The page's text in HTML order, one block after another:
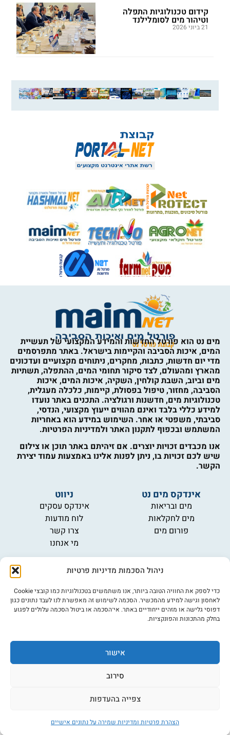
ניהול הסכמות מדיניות פרטיות
כדי לספק את החוויה הטובה ביותר, אנו משתמשים בטכנולוגיות כמו קובצי Cookie
לאחסון וגישה למידע מהמכשיר. הסכמה לשימוש זה מאפשרת לנו לעבד נתונים כגון
דפוסי גלישה או מזהים ייחודיים באתר. אי־הסכמה או ביטול הסכמה עלולים לפגוע
בחלק מהתכונות והפונקציות.
אישור
סירוב
צפייה בהעדפות
הצהרת פרטיות ומדיניות שמירה על נתונים אישיים
קידום טכנולוגיות התפלה
וטיהור מים לסומלילנד
21 ביוני 2026
מים נט הוא פורטל החדשות והמידע המקצועי של תעשיית
המים, איכות הסביבה והקיימות בישראל. באתר מתפרסמים
מדי יום חדשות, כתבות, מחקרים, ניתוחים מקצועיים ועדכונים
מהארץ ומהעולם, לצד סיקור תחומי המים, ההתפלה, תשתיות
מים וביוב, השבת קולחין, השקיה, איכות המים, איכות
הסביבה, מחזור, טיפול בפסולת, קיימות, כלכלה מעגלית,
טכנולוגיות מים, חדשנות ורגולציה. התכנים באתר נועדו
למידע כללי בלבד ואינם מהווים ייעוץ מקצועי, הנדסי,
סביבתי, משפטי או אחר. השימוש במידע הוא באחריות
המשתמש ובכפוף לתקנון האתר ולמדיניות הפרטיות.
אנו מכבדים זכויות יוצרים. אם זיהיתם באתר תוכן או צילום
שיש לכם זכויות בו, ניתן לפנות אלינו באמצעות עמוד יצירת
הקשר.
אינדקס מים נט
מים ובריאות
מים לחקלאות
פורום מים
ניווט
אינדקס עסקים
לוח מודעות
צרו קשר
מי אנחנו
מידע
תקנון
הרשמה לניוזלטר
פרסמו אצלנו
הצהרת נגישות
©כל הזכויות שמורות למים נט (נוסד בשנת 2007) אתר: דיביין